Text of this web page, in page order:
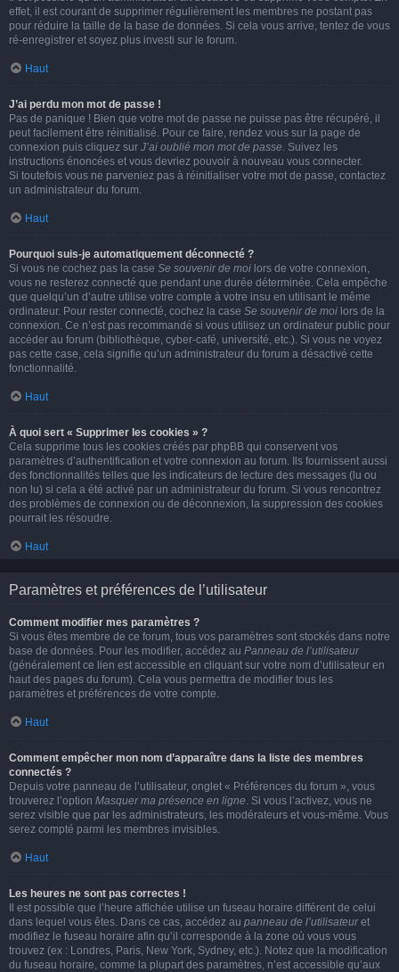
effet, il est courant de supprimer régulièrement les membres ne postant pas
pour réduire la taille de la base de données. Si cela vous arrive, tentez de vous
ré-enregistrer et soyez plus investi sur le forum.
Haut
J’ai perdu mon mot de passe !
Pas de panique ! Bien que votre mot de passe ne puisse pas être récupéré, il
peut facilement être réinitialisé. Pour ce faire, rendez vous sur la page de
connexion puis cliquez sur J’ai oublié mon mot de passe. Suivez les
instructions énoncées et vous devriez pouvoir à nouveau vous connecter.
Si toutefois vous ne parveniez pas à réinitialiser votre mot de passe, contactez
un administrateur du forum.
Haut
Pourquoi suis-je automatiquement déconnecté ?
Si vous ne cochez pas la case Se souvenir de moi lors de votre connexion,
vous ne resterez connecté que pendant une durée déterminée. Cela empêche
que quelqu’un d’autre utilise votre compte à votre insu en utilisant le même
ordinateur. Pour rester connecté, cochez la case Se souvenir de moi lors de la
connexion. Ce n’est pas recommandé si vous utilisez un ordinateur public pour
accéder au forum (bibliothèque, cyber-café, université, etc.). Si vous ne voyez
pas cette case, cela signifie qu’un administrateur du forum a désactivé cette
fonctionnalité.
Haut
À quoi sert « Supprimer les cookies » ?
Cela supprime tous les cookies créés par phpBB qui conservent vos
paramètres d’authentification et votre connexion au forum. Ils fournissent aussi
des fonctionnalités telles que les indicateurs de lecture des messages (lu ou
non lu) si cela a été activé par un administrateur du forum. Si vous rencontrez
des problèmes de connexion ou de déconnexion, la suppression des cookies
pourrait les résoudre.
Haut
Paramètres et préférences de l’utilisateur
Comment modifier mes paramètres ?
Si vous êtes membre de ce forum, tous vos paramètres sont stockés dans notre
base de données. Pour les modifier, accédez au Panneau de l’utilisateur
(généralement ce lien est accessible en cliquant sur votre nom d’utilisateur en
haut des pages du forum). Cela vous permettra de modifier tous les
paramètres et préférences de votre compte.
Haut
Comment empêcher mon nom d’apparaître dans la liste des membres
connectés ?
Depuis votre panneau de l’utilisateur, onglet « Préférences du forum », vous
trouverez l’option Masquer ma présence en ligne. Si vous l’activez, vous ne
serez visible que par les administrateurs, les modérateurs et vous-même. Vous
serez compté parmi les membres invisibles.
Haut
Les heures ne sont pas correctes !
Il est possible que l’heure affichée utilise un fuseau horaire différent de celui
dans lequel vous êtes. Dans ce cas, accédez au panneau de l’utilisateuret
modifiez le fuseau horaire afin qu’il corresponde à la zone où vous vous
trouvez (ex : Londres, Paris, New York, Sydney, etc.). Notez que la modification
du fuseau horaire, comme la plupart des paramètres, n’est accessible qu’aux